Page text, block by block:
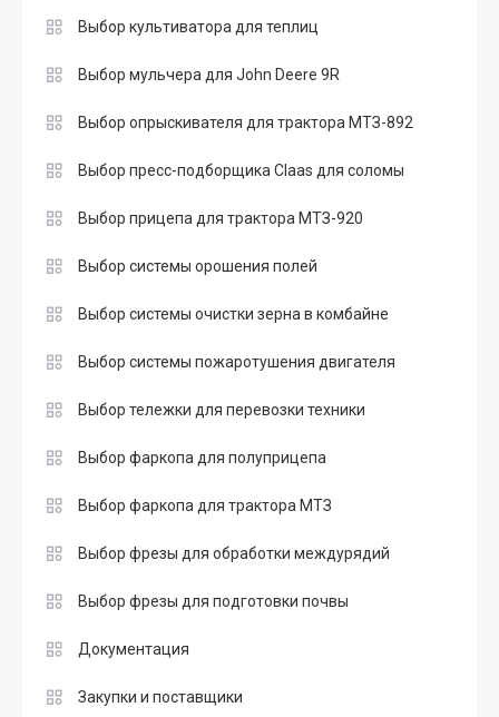
Выбор культиватора для теплиц
Выбор мульчера для John Deere 9R
Выбор опрыскивателя для трактора МТЗ-892
Выбор пресс-подборщика Claas для соломы
Выбор прицепа для трактора МТЗ-920
Выбор системы орошения полей
Выбор системы очистки зерна в комбайне
Выбор системы пожаротушения двигателя
Выбор тележки для перевозки техники
Выбор фаркопа для полуприцепа
Выбор фаркопа для трактора МТЗ
Выбор фрезы для обработки междурядий
Выбор фрезы для подготовки почвы
Документация
Закупки и поставщики